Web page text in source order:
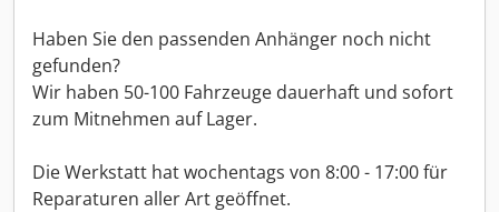
Haben Sie den passenden Anhänger noch nicht
gefunden?
Wir haben 50-100 Fahrzeuge dauerhaft und sofort
zum Mitnehmen auf Lager.
Die Werkstatt hat wochentags von 8:00 - 17:00 für
Reparaturen aller Art geöffnet.